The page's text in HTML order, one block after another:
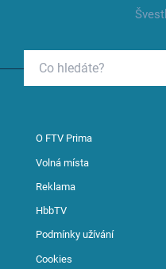
O FTV Prima
Volná místa
Reklama
HbbTV
Podmínky užívání
Cookies